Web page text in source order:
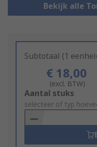
Bekijk alle
Subtotaal (1
€ 18,00
(excl. BTW)
Add
to
Basket
Aantal stuks
selecteer of typ